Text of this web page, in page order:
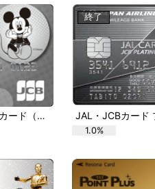
日専連パシフィックJCBカード（ディズニー・デザイン）
1.0%
終了